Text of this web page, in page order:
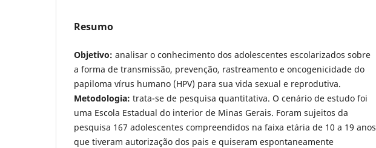
Resumo
Objetivo: analisar o conhecimento dos adolescentes escolarizados sobre
a forma de transmissão, prevenção, rastreamento e oncogenicidade do
papiloma vírus humano (HPV) para sua vida sexual e reprodutiva.
Metodologia: trata-se de pesquisa quantitativa. O cenário de estudo foi
uma Escola Estadual do interior de Minas Gerais. Foram sujeitos da
pesquisa 167 adolescentes compreendidos na faixa etária de 10 a 19 anos
que tiveram autorização dos pais e quiseram espontaneamente